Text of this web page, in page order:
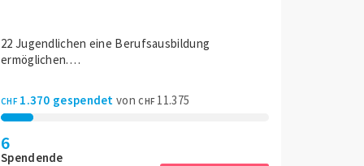
2120
22 Jugendlichen eine Berufsausbildung
ermöglichen.…
CHF1.370 gespendetvonCHF11.375
6
Spendende